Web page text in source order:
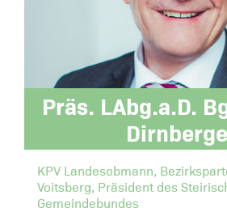
Präs. LAbg.a.D.
KPV Landesobmann,
Voitsberg, Präsident des
Gemeindebundes